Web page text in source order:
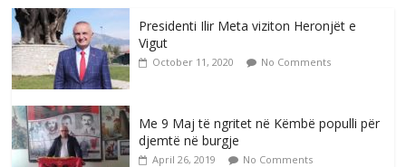
Presidenti Ilir Meta viziton Heronjët e
Vigut
October 11, 2020 No Comments
Me 9 Maj të ngritet në Këmbë populli për
djemtë në burgje
April 26, 2019 No Comments